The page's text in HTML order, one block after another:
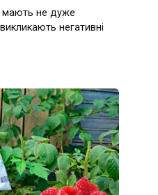
мають не дуже
негативні